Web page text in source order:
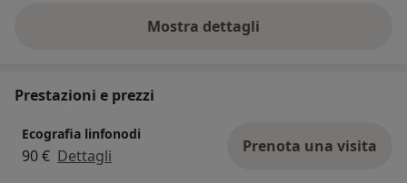
Mostra dettagli
sull'esperienza
Prestazioni e prezzi
Ecografia linfonodi
90 € Dettagli Prenota una visita